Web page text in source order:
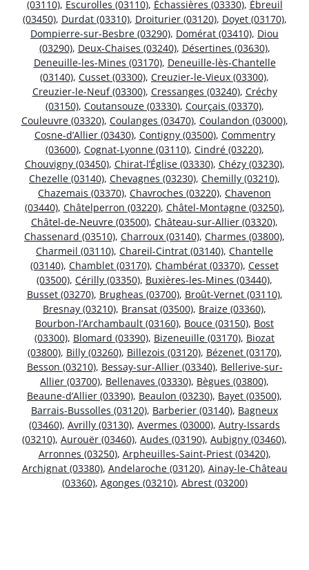
(03110), Escurolles (03110), Échassières (03330), Ébreuil
(03450), Durdat (03310), Droiturier (03120), Doyet (03170),
Dompierre-sur-Besbre (03290), Domérat (03410), Diou
(03290), Deux-Chaises (03240), Désertines (03630),
Deneuille-les-Mines (03170), Deneuille-lès-Chantelle
(03140), Cusset (03300), Creuzier-le-Vieux (03300),
Creuzier-le-Neuf (03300), Cressanges (03240), Créchy
(03150), Coutansouze (03330), Courçais (03370),
Couleuvre (03320), Coulanges (03470), Coulandon (03000),
Cosne-d’Allier (03430), Contigny (03500), Commentry
(03600), Cognat-Lyonne (03110), Cindré (03220),
Chouvigny (03450), Chirat-l’Église (03330), Chézy (03230),
Chezelle (03140), Chevagnes (03230), Chemilly (03210),
Chazemais (03370), Chavroches (03220), Chavenon
(03440), Châtelperron (03220), Châtel-Montagne (03250),
Châtel-de-Neuvre (03500), Château-sur-Allier (03320),
Chassenard (03510), Charroux (03140), Charmes (03800),
Charmeil (03110), Chareil-Cintrat (03140), Chantelle
(03140), Chamblet (03170), Chambérat (03370), Cesset
(03500), Cérilly (03350), Buxières-les-Mines (03440),
Busset (03270), Brugheas (03700), Broût-Vernet (03110),
Bresnay (03210), Bransat (03500), Braize (03360),
Bourbon-l’Archambault (03160), Bouce (03150), Bost
(03300), Blomard (03390), Bizeneuille (03170), Biozat
(03800), Billy (03260), Billezois (03120), Bézenet (03170),
Besson (03210), Bessay-sur-Allier (03340), Bellerive-sur-
Allier (03700), Bellenaves (03330), Bègues (03800),
Beaune-d’Allier (03390), Beaulon (03230), Bayet (03500),
Barrais-Bussolles (03120), Barberier (03140), Bagneux
(03460), Avrilly (03130), Avermes (03000), Autry-Issards
(03210), Aurouër (03460), Audes (03190), Aubigny (03460),
Arronnes (03250), Arpheuilles-Saint-Priest (03420),
Archignat (03380), Andelaroche (03120), Ainay-le-Château
(03360), Agonges (03210), Abrest (03200)